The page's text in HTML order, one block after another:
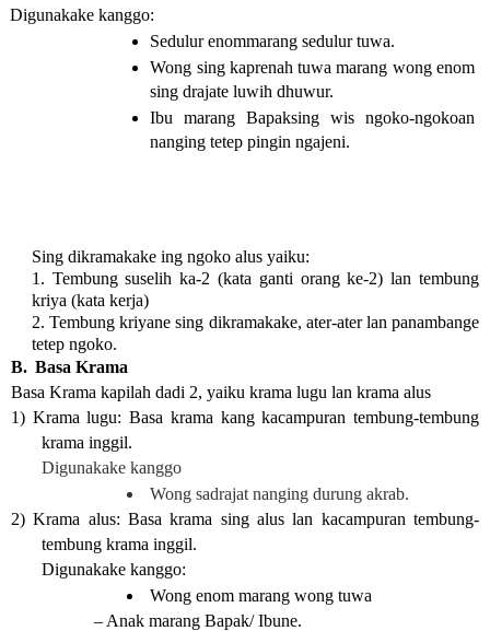
Digunakake kanggo:
Sedulur enommarang sedulur tuwa.
Wong sing kaprenah tuwa marang wong enom
sing drajate luwih dhuwur.
Ibu marang Bapaksing wis ngoko-ngokoan
nanging tetep pingin ngajeni.
Sing dikramakake ing ngoko alus yaiku:
1. Tembung suselih ka-2 (kata ganti orang ke-2) lan tembung
kriya (kata kerja)
2. Tembung kriyane sing dikramakake, ater-ater lan panambange
tetep ngoko.
B. Basa Krama
Basa Krama kapilah dadi 2, yaiku krama lugu lan krama alus
1) Krama lugu: Basa krama kang kacampuran tembung-tembung
krama inggil.
Digunakake kanggo
Wong sadrajat nanging durung akrab.
2) Krama alus: Basa krama sing alus lan kacampuran tembung-
tembung krama inggil.
Digunakake kanggo:
Wong enom marang wong tuwa
– Anak marang Bapak/ Ibune.